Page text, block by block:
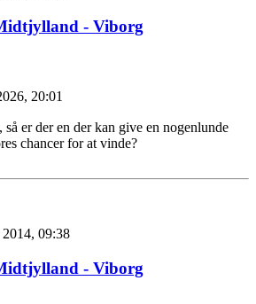
- Viborg
20:01
så er der en der kan give en nogenlunde
chancer for at vinde?
2014, 09:38
- Viborg